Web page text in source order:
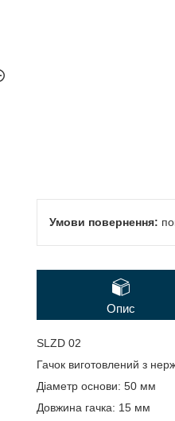
Опис
SLZD 02
Гачок виготовлений з
Діаметр основи: 50 мм
Довжина гачка: 15 мм